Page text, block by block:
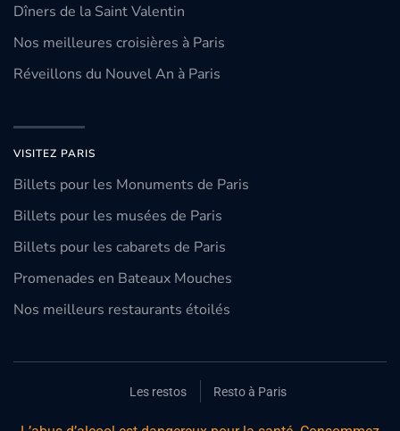
Dîners de la Saint Valentin
Nos meilleures croisières à Paris
Réveillons du Nouvel An à Paris
VISITEZ PARIS
Billets pour les Monuments de Paris
Billets pour les musées de Paris
Billets pour les cabarets de Paris
Promenades en Bateaux Mouches
Nos meilleurs restaurants étoilés
Les restos Resto à Paris